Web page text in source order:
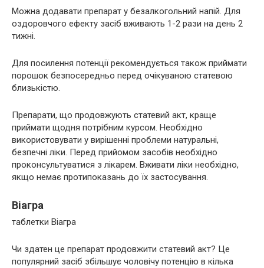
Можна додавати препарат у безалкогольний напій. Для
оздоровчого ефекту засіб вживають 1-2 рази на день 2
тижні.
Для посилення потенції рекомендується також приймати
порошок безпосередньо перед очікуваною статевою
близькістю.
Препарати, що продовжують статевий акт, краще
приймати щодня потрібним курсом. Необхідно
використовувати у вирішенні проблеми натуральні,
безпечні ліки. Перед прийомом засобів необхідно
проконсультуватися з лікарем. Вживати ліки необхідно,
якщо немає протипоказань до їх застосування.
Віагра
таблетки Віагра
Чи здатен це препарат продовжити статевий акт? Це
популярний засіб збільшує чоловічу потенцію в кілька